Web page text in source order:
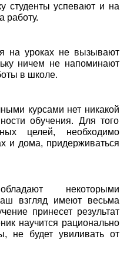
студенты успевают и на
работу.
на уроках не вызывают
ничем не напоминают
в школе.
курсами нет никакой
обучения. Для того
целей, необходимо
и дома, придерживаться
некоторыми
взгляд имеют весьма
принесет результат
научится рационально
не будет увиливать от